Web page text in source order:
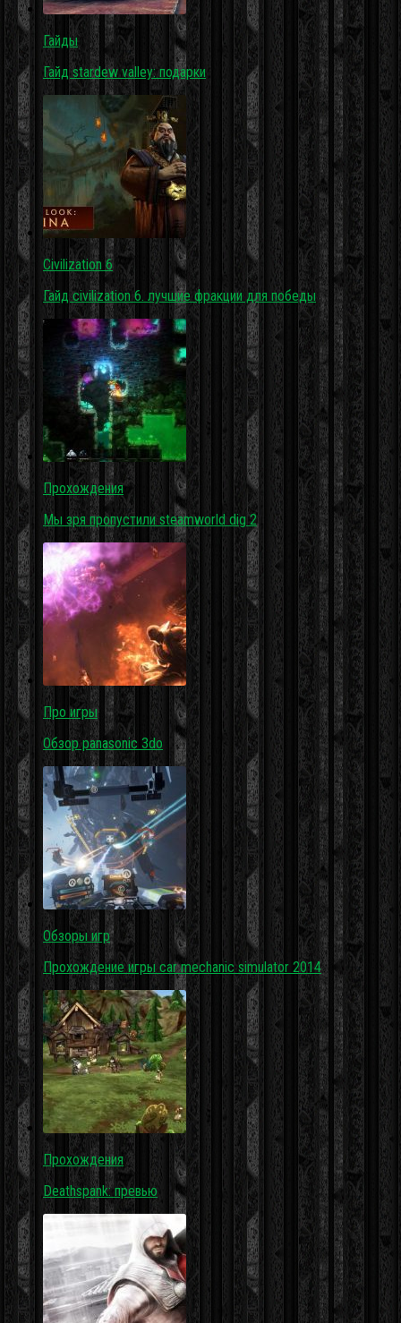
Гайды
Гайд stardew valley: подарки
Civilization 6
Гайд civilization 6. лучшие фракции для победы
Прохождения
Мы зря пропустили steamworld dig 2
Про игры
Обзор panasonic 3do
Обзоры игр
Прохождение игры car mechanic simulator 2014
Прохождения
Deathspank: превью